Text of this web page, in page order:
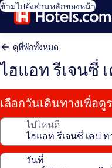
ข้ามไปยังส่วนหลักของหน้า
ดูที่พักทั้งหมด
ไฮแอท รีเจนซี่
เลือกวันเดินทางเพื่อดู
ไปไหนดี
วันที่